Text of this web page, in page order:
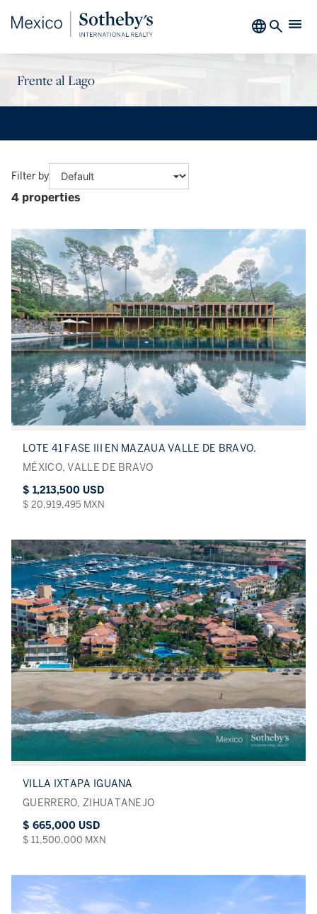
Frente al Lago
Filter by
4 properties
LOTE 41 FASE III EN MAZAUA VALLE DE BRAVO.
MÉXICO, VALLE DE BRAVO
$ 1,213,500 USD
$ 20,919,495 MXN
VILLA IXTAPA IGUANA
GUERRERO, ZIHUATANEJO
$ 665,000 USD
$ 11,500,000 MXN